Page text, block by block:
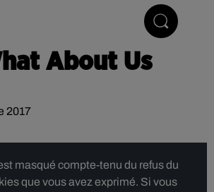
About Us
2017
masqué compte-tenu du refus du
que vous avez exprimé. Si vous